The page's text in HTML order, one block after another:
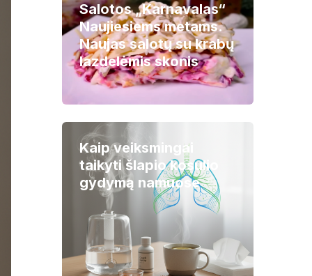
Salotos „Karnavalas“
Naujiesiems metams.
Naujas salotų su krabų
lazdelėmis skonis
Kaip veiksmingai
taikyti šlapio kosulio
gydymą namuose